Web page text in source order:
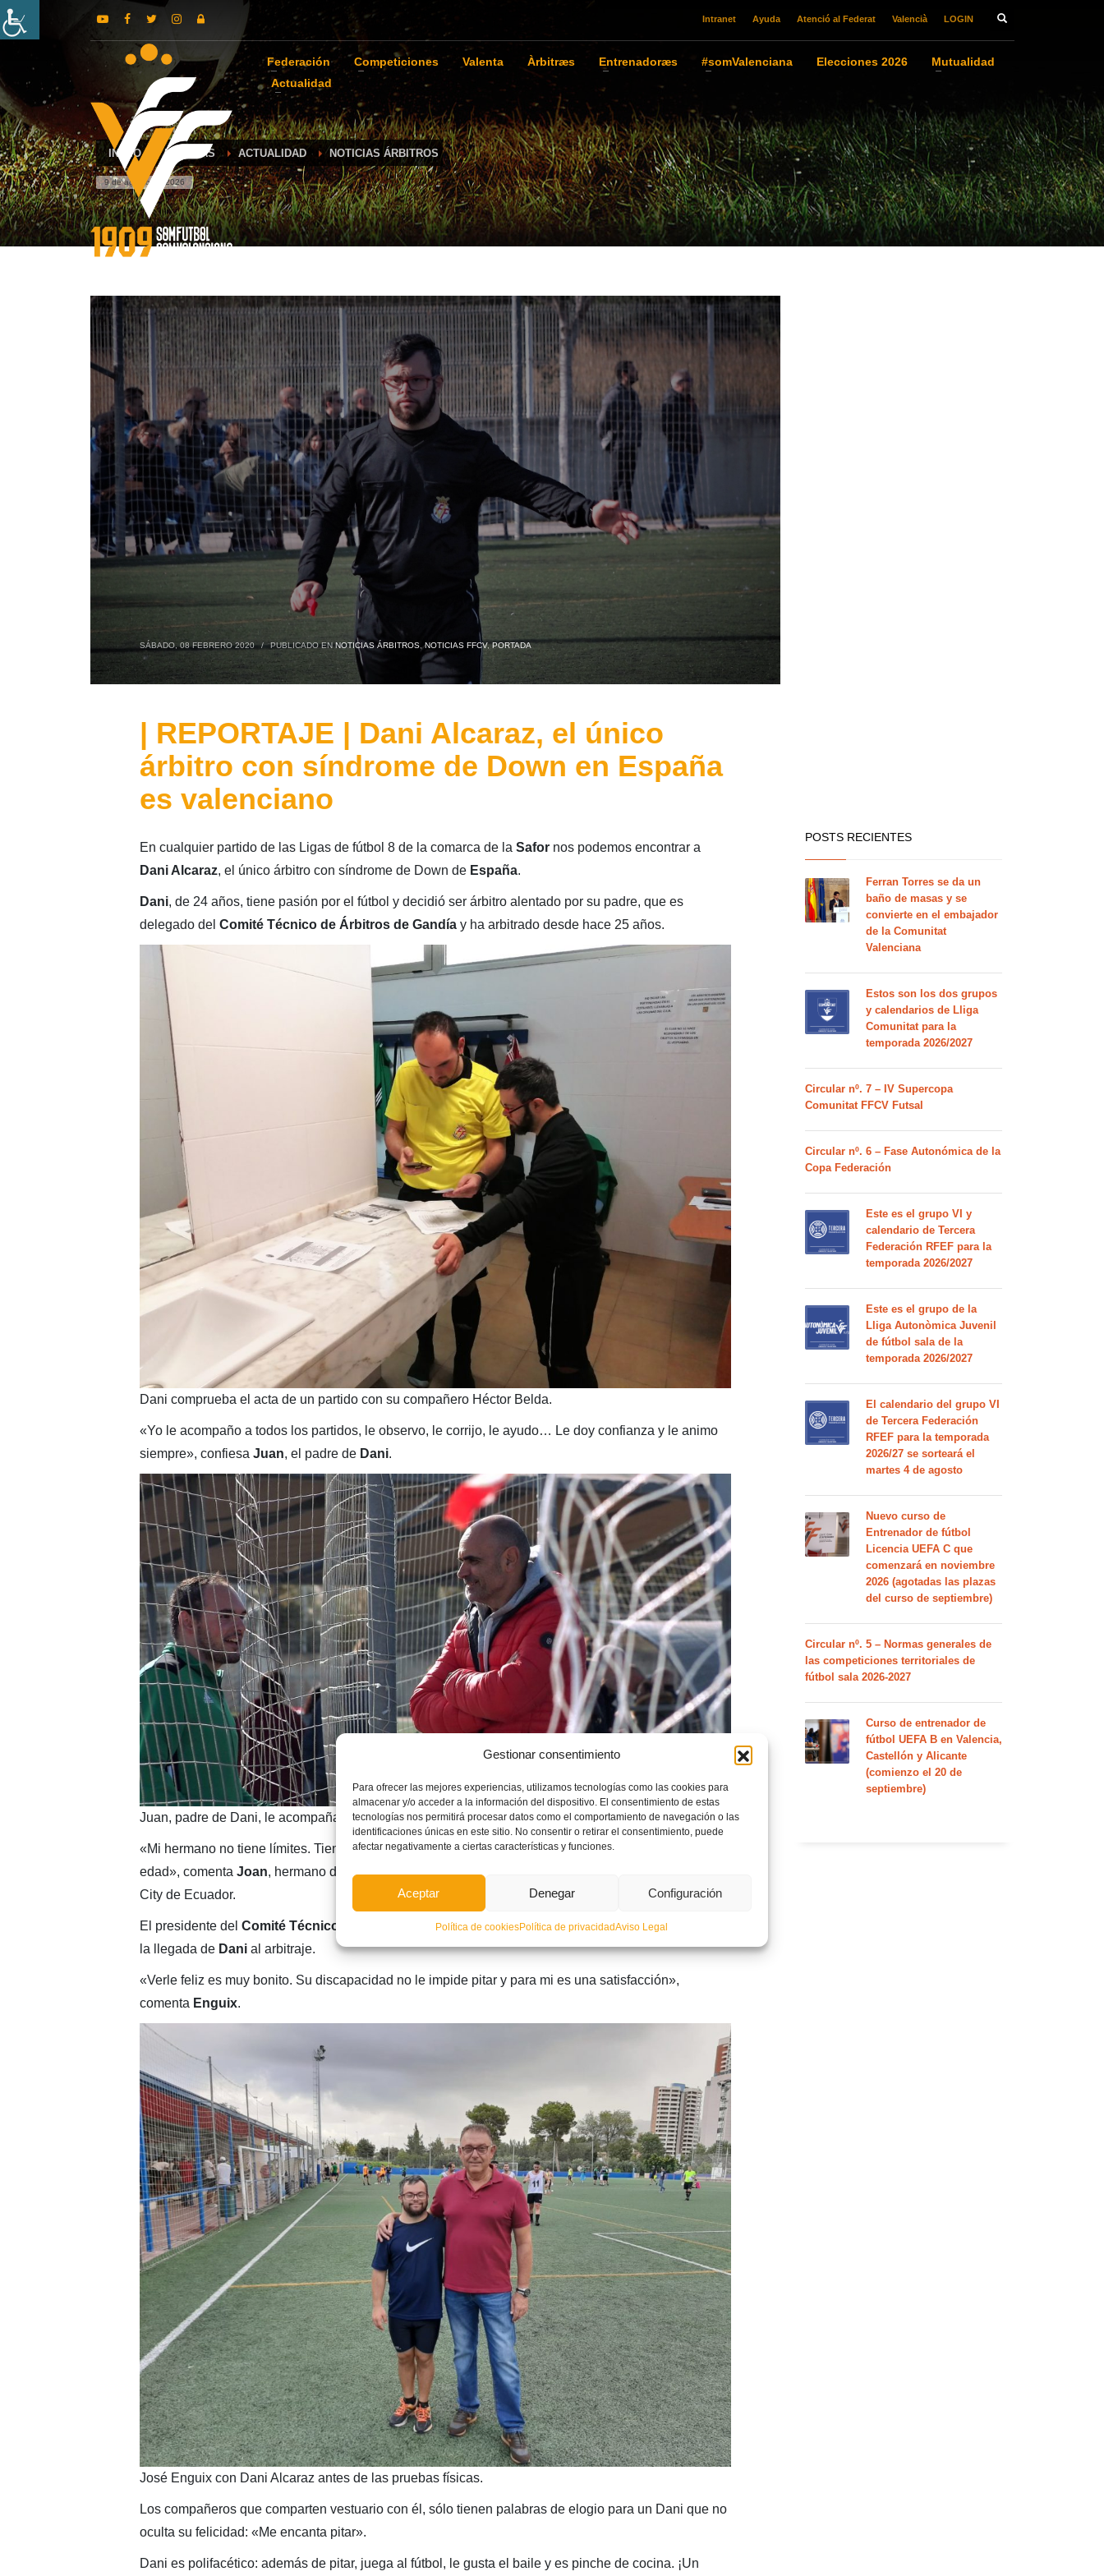
Gestionar consentimiento
Para ofrecer las mejores experiencias, utilizamos tecnologías como las cookies para
almacenar y/o acceder a la información del dispositivo. El consentimiento de estas
tecnologías nos permitirá procesar datos como el comportamiento de navegación o las
identificaciones únicas en este sitio. No consentir o retirar el consentimiento, puede
afectar negativamente a ciertas características y funciones.
Aceptar Denegar Configuración
Política de cookiesPolítica de privacidadAviso Legal
Intranet Ayuda Atenció al Federat Valencià LOGIN
Federación Competiciones Valenta Àrbitræs Entrenadoræs #somValenciana Elecciones 2026
Mutualidad
Actualidad
INICIO NOTICIAS ACTUALIDAD NOTICIAS ÁRBITROS
9 de agosto de 2026
SÁBADO, 08 FEBRERO 2020 / PUBLICADO ENNOTICIAS ÁRBITROS,NOTICIAS FFCV,PORTADA
| REPORTAJE | Dani Alcaraz, el único
árbitro con síndrome de Down en España
es valenciano
En cualquier partido de las Ligas de fútbol 8 de la comarca de la Safornos podemos encontrar a
Dani Alcaraz, el único árbitro con síndrome de Down de España.
Dani, de 24 años, tiene pasión por el fútbol y decidió ser árbitro alentado por su padre, que es
delegado del Comité Técnico de Árbitros de Gandíay ha arbitrado desde hace 25 años.
Dani comprueba el acta de un partido con su compañero Héctor Belda.
«Yo le acompaño a todos los partidos, le observo, le corrijo, le ayudo… Le doy confianza y le animo
siempre», confiesa Juan, el padre de Dani.
Juan, padre de Dani, le acompaña en todos los partidos.
«Mi hermano no tiene límites. Tiene un carácter y una personalidad impropios de un niño de su
edad», comenta Joan, hermano de Dani, que ha sido futbolista y actualmente entrena al Guayaquil
City de Ecuador.
El presidente del Comité Técnico de Árbitros de la FFCV ,José Enguix , fue uno de los artífices de
la llegada de Danial arbitraje.
«Verle feliz es muy bonito. Su discapacidad no le impide pitar y para mi es una satisfacción»,
comenta Enguix.
José Enguix con Dani Alcaraz antes de las pruebas físicas.
Los compañeros que comparten vestuario con él, sólo tienen palabras de elogio para un Dani que no
oculta su felicidad: «Me encanta pitar».
Dani es polifacético: además de pitar, juega al fútbol, le gusta el baile y es pinche de cocina. ¡Un
POSTS RECIENTES
Ferran Torres se da un
baño de masas y se
convierte en el embajador
de la Comunitat
Valenciana
Estos son los dos grupos
y calendarios de Lliga
Comunitat para la
temporada 2026/2027
Circular nº. 7 – IV Supercopa
Comunitat FFCV Futsal
Circular nº. 6 – Fase Autonómica de la
Copa Federación
Este es el grupo VI y
calendario de Tercera
Federación RFEF para la
temporada 2026/2027
Este es el grupo de la
Lliga Autonòmica Juvenil
de fútbol sala de la
temporada 2026/2027
El calendario del grupo VI
de Tercera Federación
RFEF para la temporada
2026/27 se sorteará el
martes 4 de agosto
Nuevo curso de
Entrenador de fútbol
Licencia UEFA C que
comenzará en noviembre
2026 (agotadas las plazas
del curso de septiembre)
Circular nº. 5 – Normas generales de
las competiciones territoriales de
fútbol sala 2026-2027
Curso de entrenador de
fútbol UEFA B en Valencia,
Castellón y Alicante
(comienzo el 20 de
septiembre)